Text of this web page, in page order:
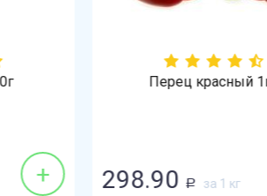
+
Перец красный 1кг
298.90 Р за 1 кг